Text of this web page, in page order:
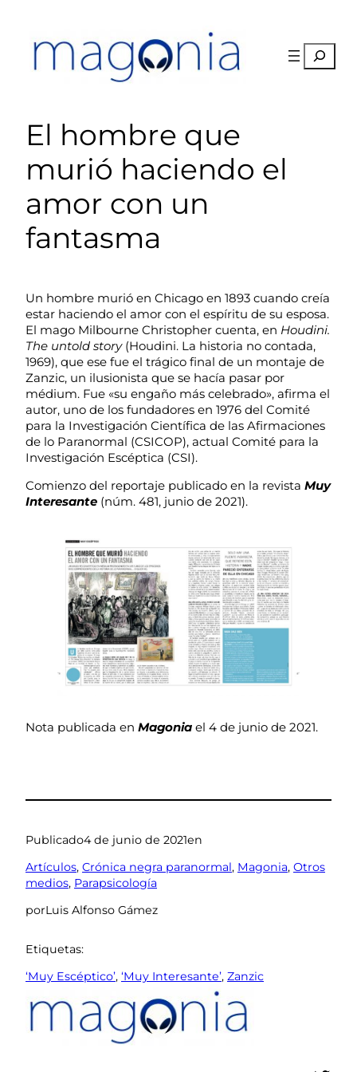
contenido
Buscar
El hombre que
murió haciendo el
amor con un
fantasma
Un hombre murió en Chicago en 1893 cuando creía
estar haciendo el amor con el espíritu de su esposa.
El mago Milbourne Christopher cuenta, en Houdini.
The untold story(Houdini. La historia no contada,
1969), que ese fue el trágico final de un montaje de
Zanzic, un ilusionista que se hacía pasar por
médium. Fue «su engaño más celebrado», afirma el
autor, uno de los fundadores en 1976 del Comité
para la Investigación Científica de las Afirmaciones
de lo Paranormal (CSICOP), actual Comité para la
Investigación Escéptica (CSI).
Comienzo del reportaje publicado en la revista Muy
Interesante (núm. 481, junio de 2021).
Nota publicada en Magonia el 4 de junio de 2021.
Publicado4 de junio de 2021en
Artículos, Crónica negra paranormal, Magonia, Otros
medios, Parapsicología
porLuis Alfonso Gámez
Etiquetas:
‘Muy Escéptico’, ‘Muy Interesante’, Zanzic